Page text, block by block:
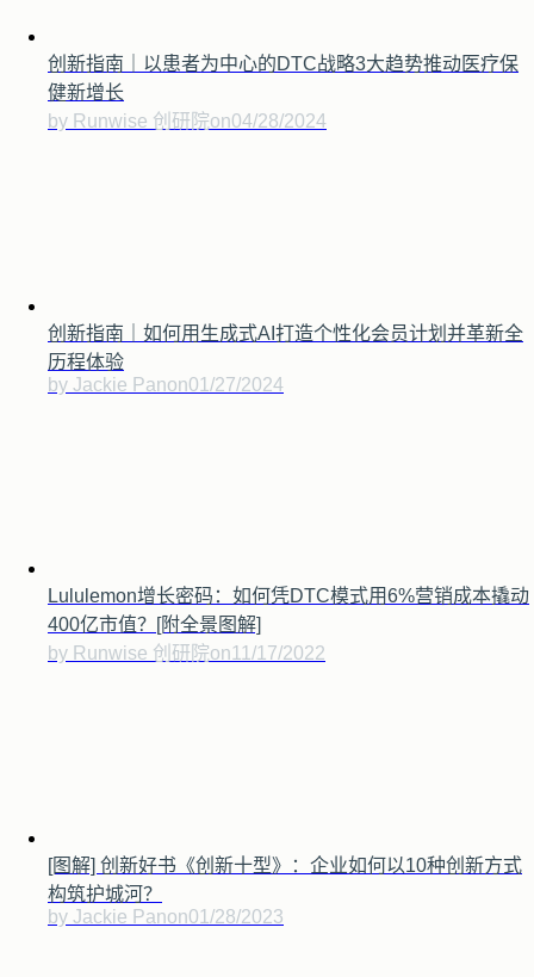
创新指南｜以患者为中心的DTC战略3大趋势推动医疗保
健新增长
by Runwise 创研院on04/28/2024
创新指南｜如何用生成式AI打造个性化会员计划并革新全
历程体验
by Jackie Panon01/27/2024
Lululemon增长密码：如何凭DTC模式用6%营销成本撬动
400亿市值？[附全景图解]
by Runwise 创研院on11/17/2022
[图解] 创新好书《创新十型》：企业如何以10种创新方式
构筑护城河？
by Jackie Panon01/28/2023